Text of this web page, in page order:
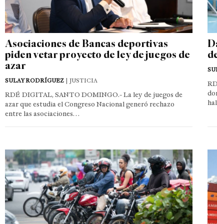
Asociaciones de Bancas deportivas
piden vetar proyecto de ley de juegos de
azar
SULAY RODRÍGUEZ | JUSTICIA
RDÉ DIGITAL, SANTO DOMINGO.- La ley de juegos de
azar que estudia el Congreso Nacional generó rechazo
entre las asociaciones…